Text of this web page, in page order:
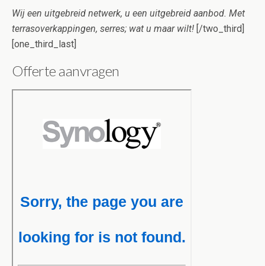
Wij een uitgebreid netwerk, u een uitgebreid aanbod. Met
terrasoverkappingen, serres; wat u maar wilt! [/two_third]
[one_third_last]
Offerte aanvragen